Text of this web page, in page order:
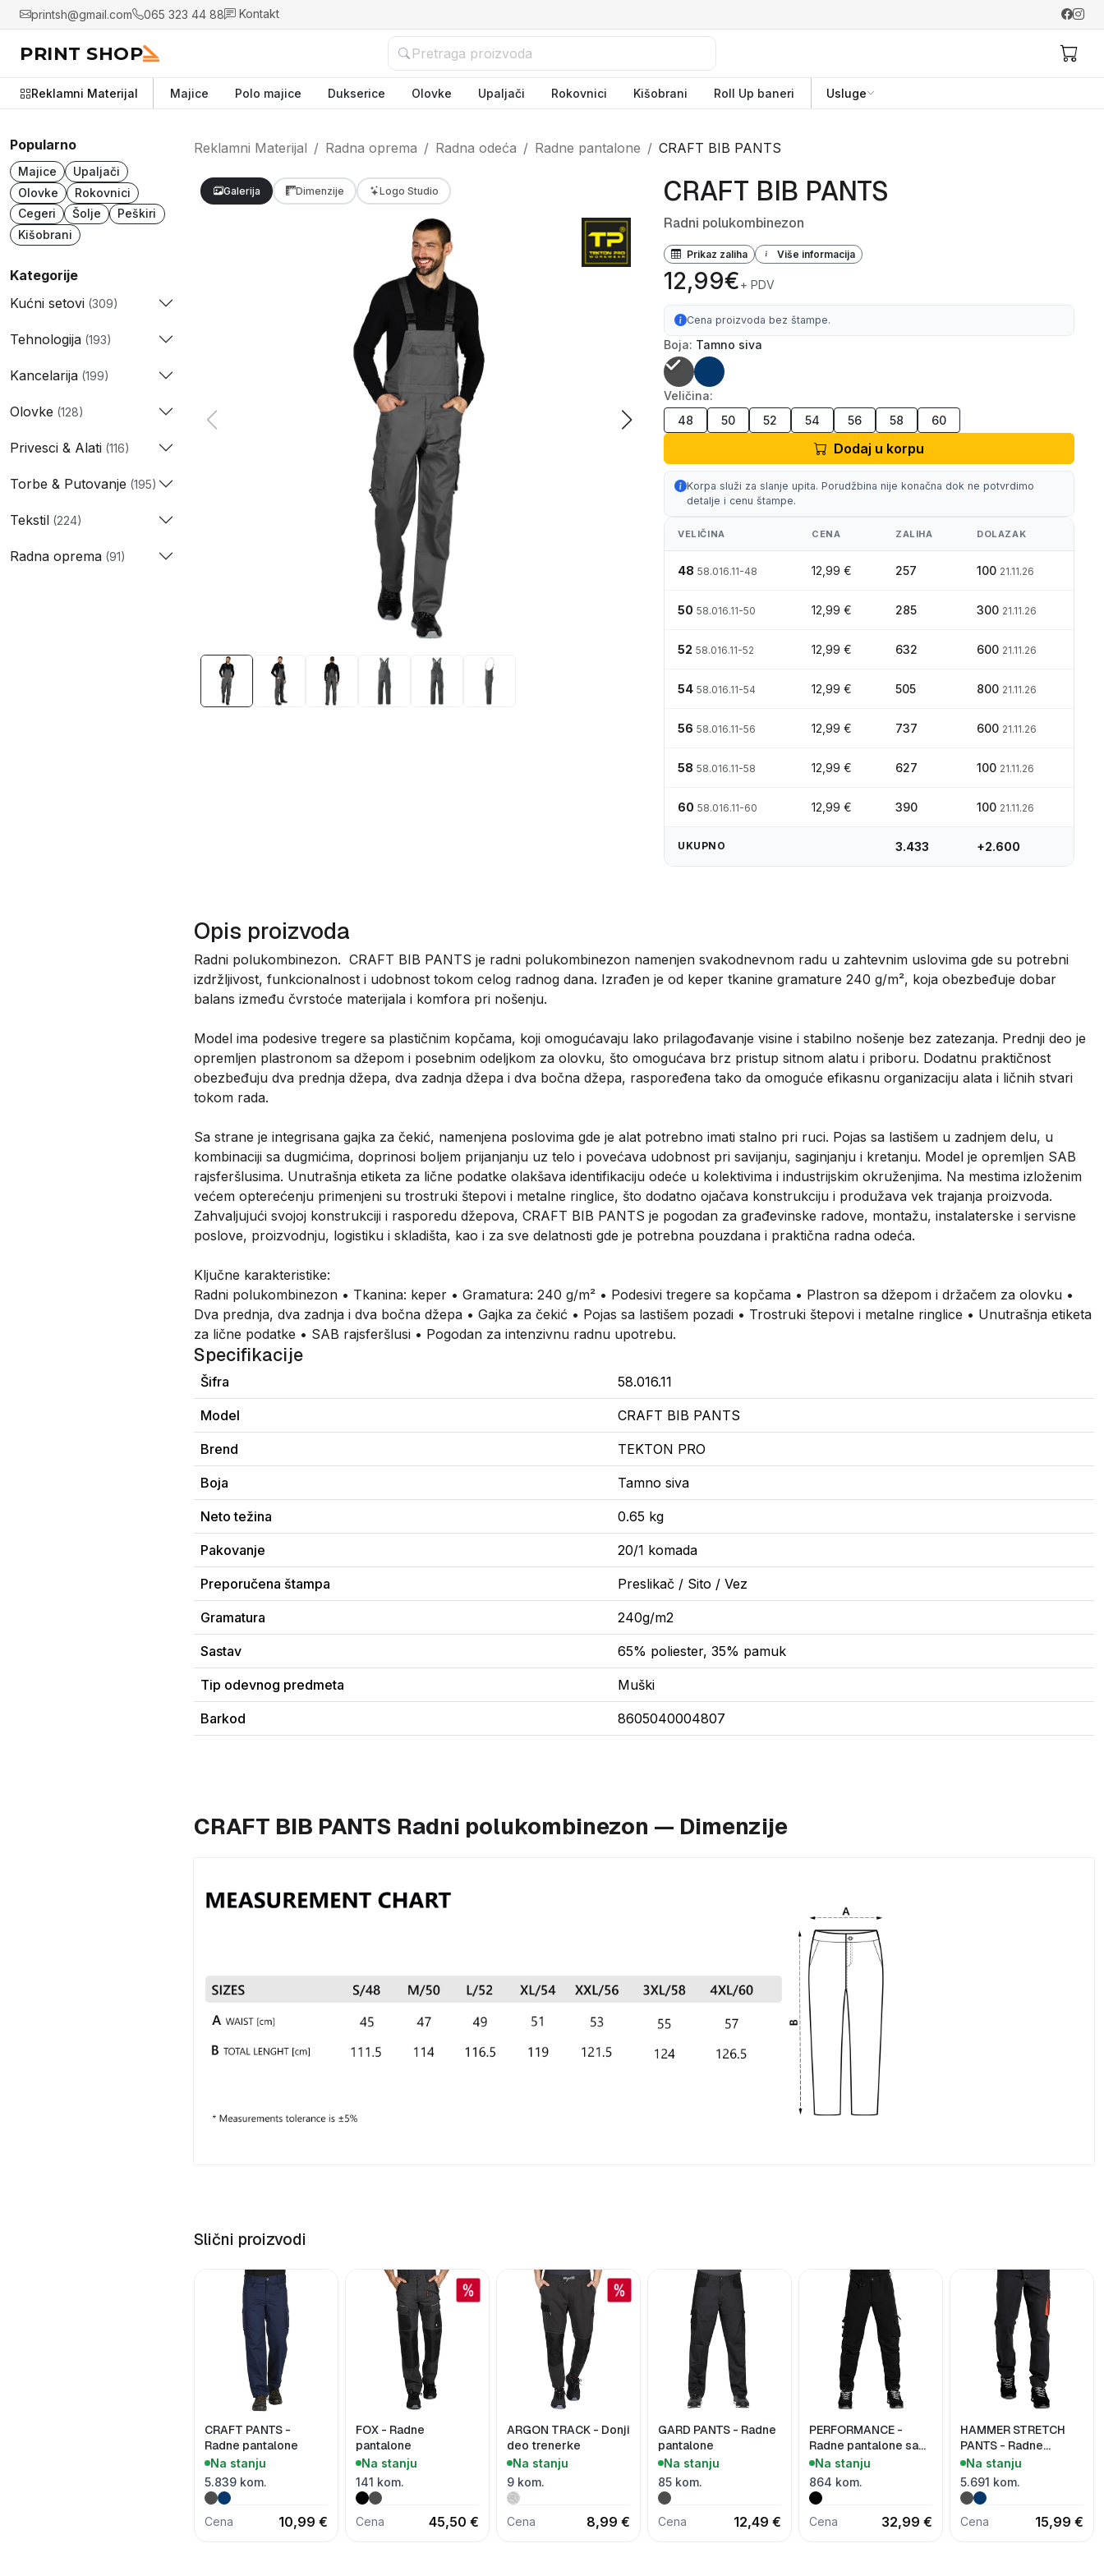
printsh@gmail.com 065 323 44 88 Kontakt
PRINT SHOP
Reklamni Materijal Majice Polo majice Dukserice Olovke Upaljači Rokovnici Kišobrani Roll Up baneri Usluge
Popularno
Majice
Upaljači
Olovke
Rokovnici
Cegeri
Šolje
Peškiri
Kišobrani
Kategorije
Kućni setovi (309)
Tehnologija (193)
Kancelarija (199)
Olovke (128)
Privesci & Alati (116)
Torbe & Putovanje (195)
Tekstil (224)
Radna oprema (91)
Reklamni Materijal Radna oprema Radna odeća Radne pantalone CRAFT BIB PANTS
Galerija Dimenzije Logo Studio CRAFT BIB PANTS
Radni polukombinezon
Prikaz zaliha Više informacija
12,99€+ PDV
Cena proizvoda bez štampe.
Boja: Tamno siva
Veličina:
48
50 52 54 56 58 60
Dodaj u korpu
Korpa služi za slanje upita. Porudžbina nije konačna dok ne potvrdimo
detalje i cenu štampe.
VELIČINA CENA ZALIHA DOLAZAK
48 58.016.11-48 12,99 € 257 100 21.11.26
50 58.016.11-50 12,99 € 285 300 21.11.26
52 58.016.11-52 12,99 € 632 600 21.11.26
54 58.016.11-54 12,99 € 505 800 21.11.26
56 58.016.11-56 12,99 € 737 600 21.11.26
58 58.016.11-58 12,99 € 627 100 21.11.26
60 58.016.11-60 12,99 € 390 100 21.11.26
UKUPNO 3.433 +2.600
Opis proizvoda
Radni polukombinezon. CRAFT BIB PANTS je radni polukombinezon namenjen svakodnevnom radu u zahtevnim uslovima gde su potrebni
izdržljivost, funkcionalnost i udobnost tokom celog radnog dana. Izrađen je od keper tkanine gramature 240 g/m², koja obezbeđuje dobar
balans između čvrstoće materijala i komfora pri nošenju.
Model ima podesive tregere sa plastičnim kopčama, koji omogućavaju lako prilagođavanje visine i stabilno nošenje bez zatezanja. Prednji deo je
opremljen plastronom sa džepom i posebnim odeljkom za olovku, što omogućava brz pristup sitnom alatu i priboru. Dodatnu praktičnost
obezbeđuju dva prednja džepa, dva zadnja džepa i dva bočna džepa, raspoređena tako da omoguće efikasnu organizaciju alata i ličnih stvari
tokom rada.
Sa strane je integrisana gajka za čekić, namenjena poslovima gde je alat potrebno imati stalno pri ruci. Pojas sa lastišem u zadnjem delu, u
kombinaciji sa dugmićima, doprinosi boljem prijanjanju uz telo i povećava udobnost pri savijanju, saginjanju i kretanju. Model je opremljen SAB
rajsferšlusima. Unutrašnja etiketa za lične podatke olakšava identifikaciju odeće u kolektivima i industrijskim okruženjima. Na mestima izloženim
većem opterećenju primenjeni su trostruki štepovi i metalne ringlice, što dodatno ojačava konstrukciju i produžava vek trajanja proizvoda.
Zahvaljujući svojoj konstrukciji i rasporedu džepova, CRAFT BIB PANTS je pogodan za građevinske radove, montažu, instalaterske i servisne
poslove, proizvodnju, logistiku i skladišta, kao i za sve delatnosti gde je potrebna pouzdana i praktična radna odeća.
Ključne karakteristike:
Radni polukombinezon • Tkanina: keper • Gramatura: 240 g/m² • Podesivi tregere sa kopčama • Plastron sa džepom i držačem za olovku •
Dva prednja, dva zadnja i dva bočna džepa • Gajka za čekić • Pojas sa lastišem pozadi • Trostruki štepovi i metalne ringlice • Unutrašnja etiketa
za lične podatke • SAB rajsferšlusi • Pogodan za intenzivnu radnu upotrebu.
Specifikacije
Šifra 58.016.11
Model CRAFT BIB PANTS
Brend TEKTON PRO
Boja Tamno siva
Neto težina 0.65 kg
Pakovanje 20/1 komada
Preporučena štampa Preslikač / Sito / Vez
Gramatura 240g/m2
Sastav 65% poliester, 35% pamuk
Tip odevnog predmeta Muški
Barkod 8605040004807
CRAFT BIB PANTS Radni polukombinezon — Dimenzije
Slični proizvodi
CRAFT PANTS -
Radne pantalone
Na stanju
5.839 kom.
Cena 10,99 €
FOX - Radne
pantalone
Na stanju
141 kom.
Cena 45,50 €
ARGON TRACK - Donji
deo trenerke
Na stanju
9 kom.
Cena 8,99 €
GARD PANTS - Radne
pantalone
Na stanju
85 kom.
Cena 12,49 €
PERFORMANCE -
Radne pantalone sa
elastinom
Na stanju
864 kom.
Cena 32,99 €
HAMMER STRETCH
PANTS - Radne
pantalone sa
elastinom
Na stanju
5.691 kom.
Cena 15,99 €